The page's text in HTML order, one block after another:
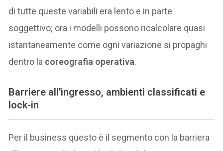
di tutte queste variabili era lento e in parte
soggettivo; ora i modelli possono ricalcolare quasi
istantaneamente come ogni variazione si propaghi
dentro la coreografia operativa.
Barriere all’ingresso, ambienti classificati e
lock-in
Per il business questo è il segmento con la barriera